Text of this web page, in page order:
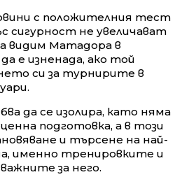
с положителния тест
сигурност не увеличават
видим Матадора в
е изненада, ако той
си за турнирите в
да се изолира, като няма
подготовка, а в този
и търсене на най-
именно тренировките и
за него.